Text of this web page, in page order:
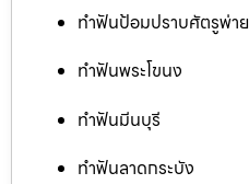
ทำฟันป้อมปราบศัตรูพ่าย
ทำฟันพระโขนง
ทำฟันมีนบุรี
ทำฟันลาดกระบัง